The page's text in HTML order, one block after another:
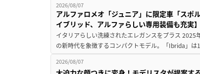
2026/08/07
アルファロメオ「ジュニア」に限定車「スポ
イブリッド、アルファらしい専用装備も充実】
イタリアらしい洗練されたエレガンスをプラス
の新時代を象徴するコンパクトモデル。「Ibrida」
2026/08/07